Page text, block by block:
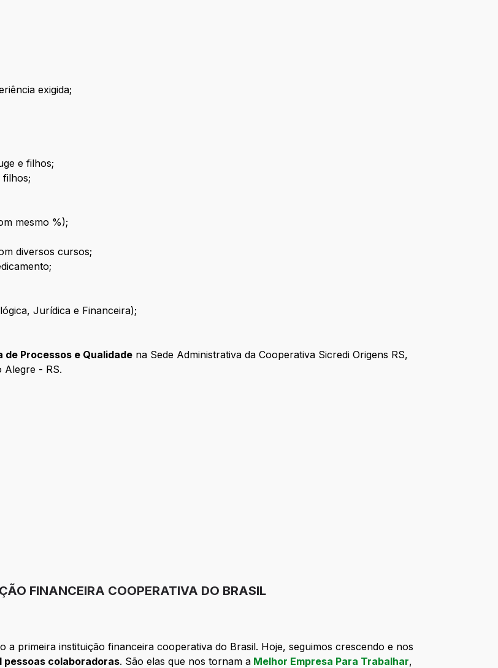
exigida;
e filhos;
mesmo %);
diversos cursos;
Jurídica e Financeira);
de Processos e Qualidade na Sede Administrativa da Cooperativa Sicredi Origens RS,
Alegre - RS.
FINANCEIRA COOPERATIVA DO BRASIL
a primeira instituição financeira cooperativa do Brasil. Hoje, seguimos crescendo e nos
pessoas colaboradoras. São elas que nos tornam a Melhor Empresa Para Trabalhar,